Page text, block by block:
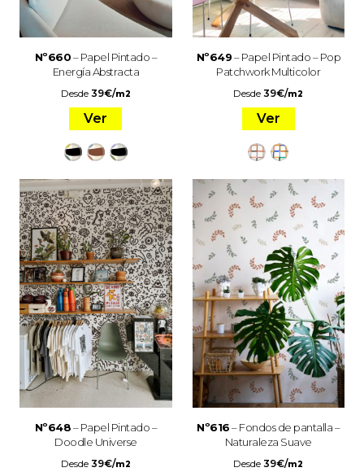
Nº660– Papel Pintado –
Energía Abstracta
Desde 39€/m2
Ver
Nº649– Papel Pintado – Pop
Patchwork Multicolor
Desde39€/m2
Ver
Nº648– Papel Pintado –
Doodle Universe
Desde 39€/m2
Nº616– Fondos de pantalla –
Naturaleza Suave
Desde39€/m2